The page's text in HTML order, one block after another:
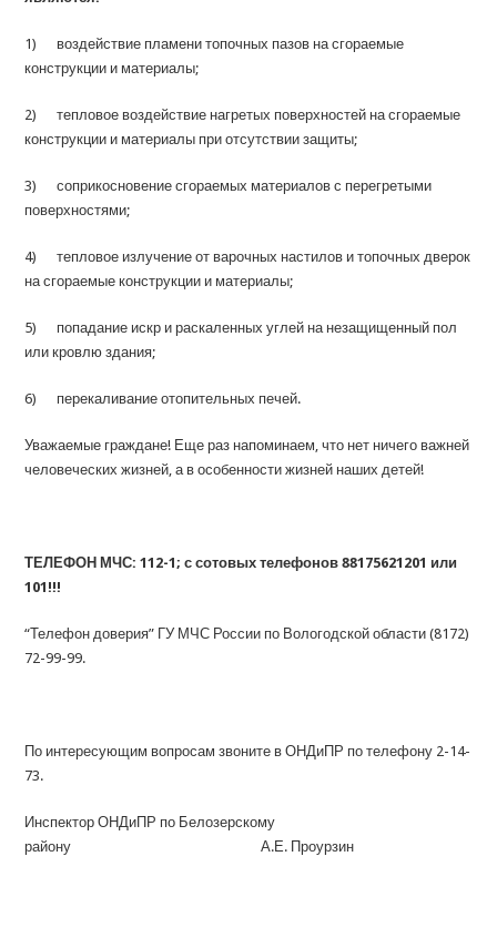
1) воздействие пламени топочных пазов на сгораемые
конструкции и материалы;
2) тепловое воздействие нагретых поверхностей на сгораемые
конструкции и материалы при отсутствии защиты;
3) соприкосновение сгораемых материалов с перегретыми
поверхностями;
4) тепловое излучение от варочных настилов и топочных дверок
на сгораемые конструкции и материалы;
5) попадание искр и раскаленных углей на незащищенный пол
или кровлю здания;
6) перекаливание отопительных печей.
Уважаемые граждане! Еще раз напоминаем, что нет ничего важней
человеческих жизней, а в особенности жизней наших детей!
ТЕЛЕФОН МЧС: 112-1; с сотовых телефонов 88175621201 или
101!!!
“Телефон доверия” ГУ МЧС России по Вологодской области (8172)
72-99-99.
По интересующим вопросам звоните в ОНДиПР по телефону 2-14-
73.
Инспектор ОНДиПР по Белозерскому
району А.Е. Проурзин